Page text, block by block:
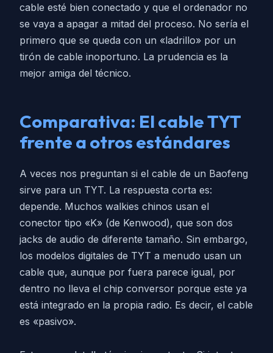
cable esté bien conectado y que el ordenador no
se vaya a apagar a mitad del proceso. No sería el
primero que se queda con un «ladrillo» por un
tirón de cable inoportuno. La prudencia es la
mejor amiga del técnico.
Comparativa: El cable TYT
frente a otros estándares
A veces nos preguntan si el cable de un Baofeng
sirve para un TYT. La respuesta corta es:
depende. Muchos walkies chinos usan el
conector tipo «K» (de Kenwood), que son dos
jacks de audio de diferente tamaño. Sin embargo,
los modelos digitales de TYT a menudo usan un
cable que, aunque por fuera parece igual, por
dentro no lleva el chip conversor porque este ya
está integrado en la propia radio. Es decir, el cable
es «pasivo».